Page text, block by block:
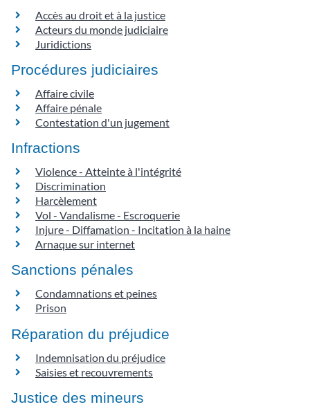
Accès au droit et à la justice
Acteurs du monde judiciaire
Juridictions
Procédures judiciaires
Affaire civile
Affaire pénale
Contestation d'un jugement
Infractions
Violence - Atteinte à l'intégrité
Discrimination
Harcèlement
Vol - Vandalisme - Escroquerie
Injure - Diffamation - Incitation à la haine
Arnaque sur internet
Sanctions pénales
Condamnations et peines
Prison
Réparation du préjudice
Indemnisation du préjudice
Saisies et recouvrements
Justice des mineurs